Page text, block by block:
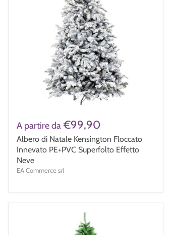
A partire da €99,90
Albero di Natale Kensington Floccato
Innevato PE+PVC Superfolto Effetto
Neve
EA Commerce srl